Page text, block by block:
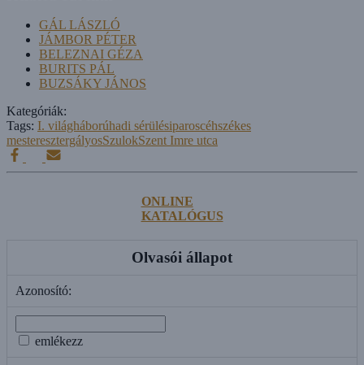
GÁL LÁSZLÓ
JÁMBOR PÉTER
BELEZNAI GÉZA
BURITS PÁL
BUZSÁKY JÁNOS
Kategóriák:
Tags: I. világháborúhadi sérülésiparoscéhszékes
mesteresztergályosSzulokSzent Imre utca
ONLINE
KATALÓGUS
Olvasói állapot
Azonosító:
emlékezz